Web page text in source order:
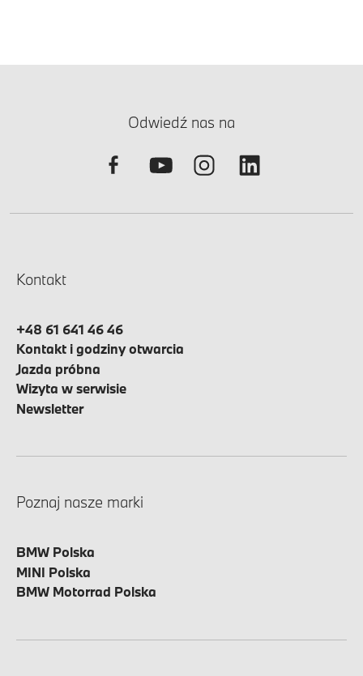
Odwiedź nas na
Kontakt
+48 61 641 46 46
Kontakt i godziny otwarcia
Jazda próbna
Wizyta w serwisie
Newsletter
Poznaj nasze marki
BMW Polska
MINI Polska
BMW Motorrad Polska